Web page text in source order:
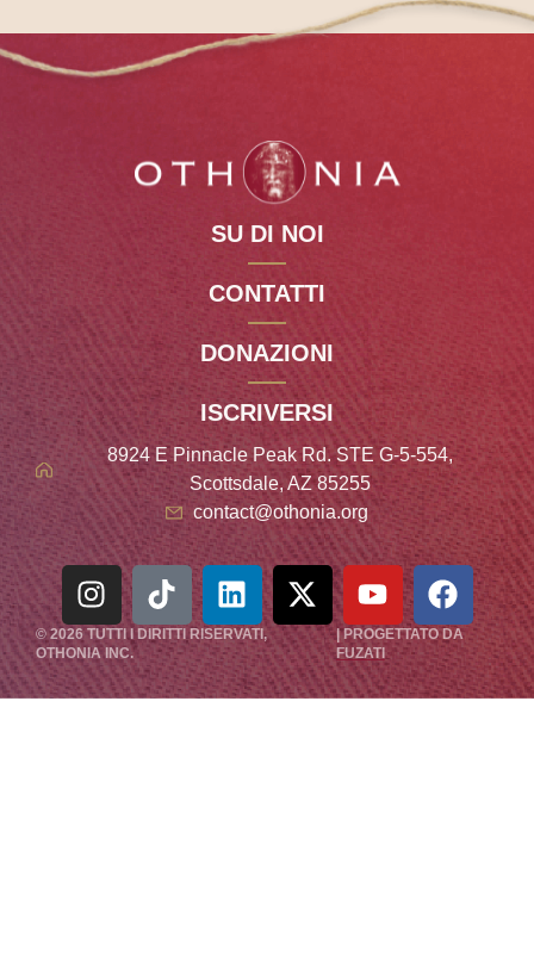
SU DI NOI
CONTATTI
DONAZIONI
ISCRIVERSI
8924 E Pinnacle Peak Rd. STE G-5-554,
Scottsdale, AZ 85255
contact@othonia.org
© 2026 TUTTI I DIRITTI RISERVATI,
OTHONIAINC.
| PROGETTATO DA
FUZATI